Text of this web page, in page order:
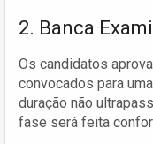
2. Banca
Os candidatos
convocados para
duração não
fase será feita